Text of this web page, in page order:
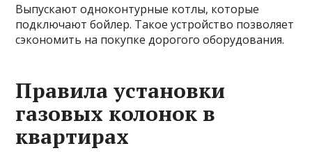
Выпускают одноконтурные котлы, которые
подключают бойлер. Такое устройство позволяет
сэкономить на покупке дорогого оборудования.
Правила установки
газовых колонок в
квартирах